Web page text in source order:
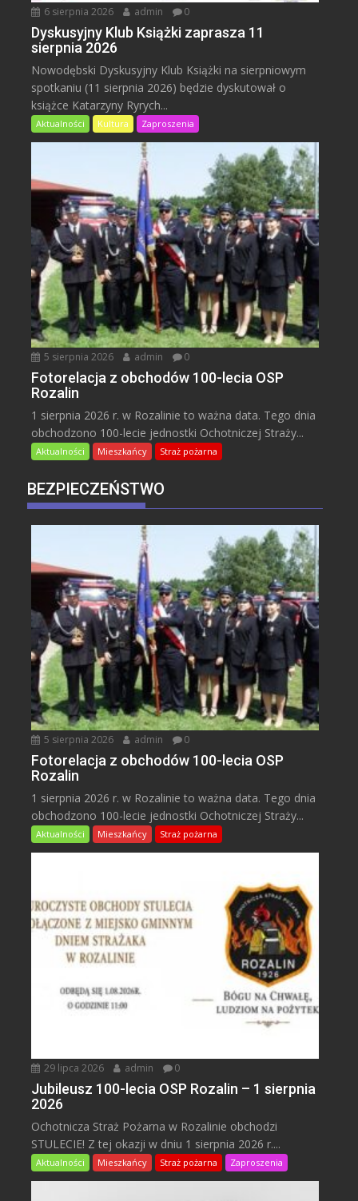
6 sierpnia 2026 admin 0
Dyskusyjny Klub Książki zaprasza 11
sierpnia 2026
Nowodębski Dyskusyjny Klub Książki na sierpniowym
spotkaniu (11 sierpnia 2026) będzie dyskutował o
książce Katarzyny Ryrych...
Aktualności Kultura Zaproszenia
5 sierpnia 2026 admin 0
Fotorelacja z obchodów 100-lecia OSP
Rozalin
1 sierpnia 2026 r. w Rozalinie to ważna data. Tego dnia
obchodzono 100-lecie jednostki Ochotniczej Straży...
Aktualności Mieszkańcy Straż pożarna
BEZPIECZEŃSTWO
5 sierpnia 2026 admin 0
Fotorelacja z obchodów 100-lecia OSP
Rozalin
1 sierpnia 2026 r. w Rozalinie to ważna data. Tego dnia
obchodzono 100-lecie jednostki Ochotniczej Straży...
Aktualności Mieszkańcy Straż pożarna
29 lipca 2026 admin 0
Jubileusz 100-lecia OSP Rozalin – 1 sierpnia
2026
Ochotnicza Straż Pożarna w Rozalinie obchodzi
STULECIE! Z tej okazji w dniu 1 sierpnia 2026 r....
Aktualności Mieszkańcy Straż pożarna Zaproszenia